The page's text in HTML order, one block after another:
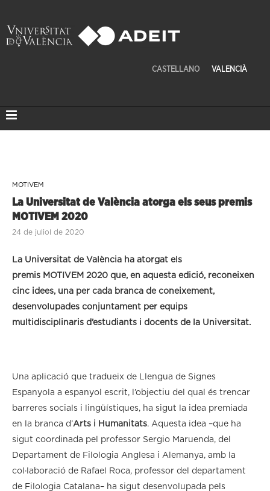
CASTELLANO VALENCIÀ
MOTIVEM
La Universitat de València atorga els seus premis
MOTIVEM 2020
24 de juliol de 2020
La Universitat de València ha atorgat els
premis MOTIVEM 2020 que, en aquesta edició, reconeixen
cinc idees, una per cada branca de coneixement,
desenvolupades conjuntament per equips
multidisciplinaris d’estudiants i docents de la Universitat.
Una aplicació que tradueix de Llengua de Signes
Espanyola a espanyol escrit, l’objectiu del qual és trencar
barreres socials i lingüístiques, ha sigut la idea premiada
en la branca d’Arts i Humanitats. Aquesta idea –que ha
sigut coordinada pel professor Sergio Maruenda, del
Departament de Filologia Anglesa i Alemanya, amb la
col·laboració de Rafael Roca, professor del departament
de Filologia Catalana– ha sigut desenvolupada pels